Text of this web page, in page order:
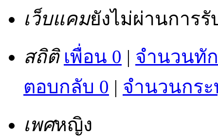
เว็บแคมยังไม่ผ่านการรั
สถิติ เพื่อน 0 | จำนวนทั
ตอบกลับ 0 | จำนวนกระ
เพศหญิง